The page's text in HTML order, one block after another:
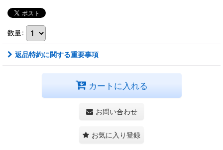
数量:
返品特約に関する重要事項
カートに入れる
お問い合わせ
お気に入り登録